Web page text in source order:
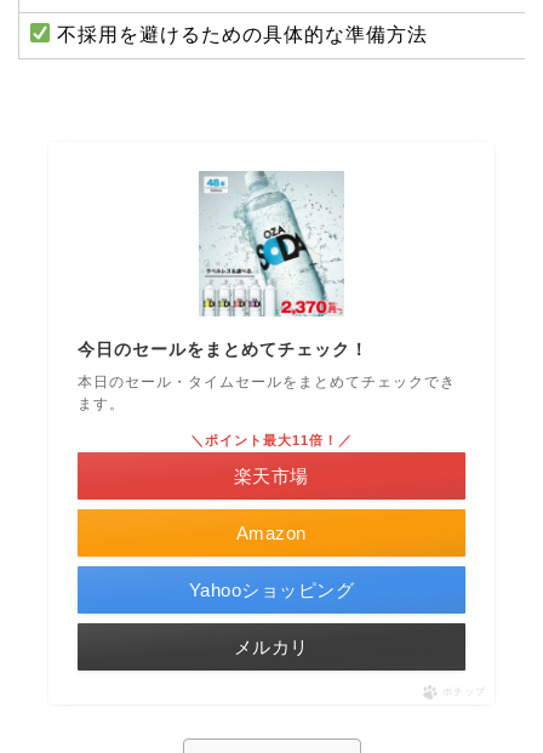
不採用を避けるための具体的な準備方法
今日のセールをまとめてチェック！
本日のセール・タイムセールをまとめてチェックでき
ます。
Amazon
＼ポイント最大11倍！／
楽天市場
Yahooショッピング
メルカリ
ポチップ